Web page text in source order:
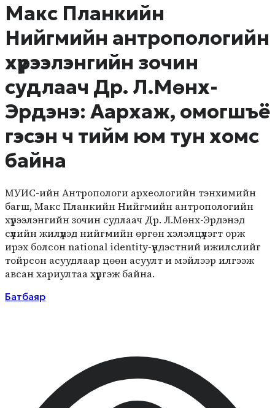
Макс Планкийн
Нийгмийн антропологийн
хүрээлэнгийн зочин
судлаач Др. Л.Мөнх-
Эрдэнэ: Аархаж, омогшъё
гэсэн ч тийм юм тун хомс
байна
МУИС-ийн Антропологи археологийн тэнхимийн
багш, Макс Планкийн Нийгмийн антропологийн
хүрээлэнгийн зочин судлаач Др. Л.Мөнх-Эрдэнэд
сүүлийн жилүүдэд нийгмийн өргөн хэлэлцүүлэгт орж
ирэх болсон national identity-үндэстний ижилслийг
тойрсон асуудлаар цөөн асуулт и мэйлээр илгээж
авсан хариултаа хүргэж байна.
Батбаяр